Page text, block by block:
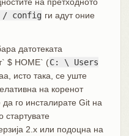
config ги адут оние
датотеката
$ HOME` (C: \ Users
исто така, се уште
на коренот
да го инсталирате Git на
стартувате
2.x или подоцна на